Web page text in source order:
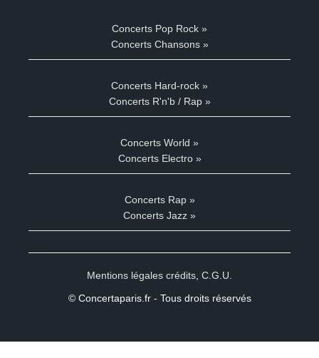
Concerts Pop Rock »
Concerts Chansons »
Concerts Hard-rock »
Concerts R'n'b / Rap »
Concerts World »
Concerts Electro »
Concerts Rap »
Concerts Jazz »
Mentions légales crédits C.G.U.
© Concertaparis.fr - Tous droits réservés